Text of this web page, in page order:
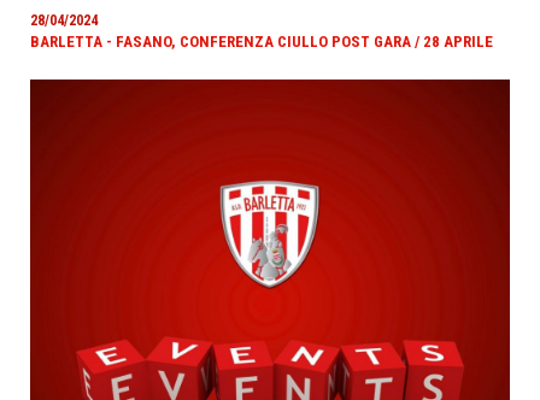
28/04/2024
BARLETTA - FASANO, CONFERENZA CIULLO POST GARA / 28 APRILE